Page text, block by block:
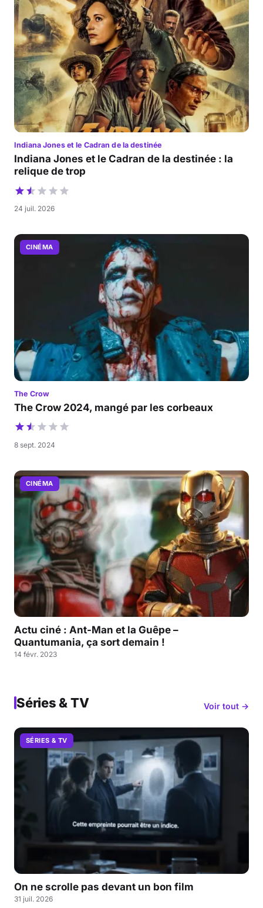
Indiana Jones et le Cadran de la destinée
Indiana Jones et le Cadran de la destinée : la
relique de trop
24 juil. 2026
CINÉMA
The Crow
The Crow 2024, mangé par les corbeaux
8 sept. 2024
CINÉMA
Actu ciné : Ant-Man et la Guêpe –
Quantumania, ça sort demain !
14 févr. 2023
Séries & TV Voir tout →
SÉRIES & TV
On ne scrolle pas devant un bon film
31 juil. 2026